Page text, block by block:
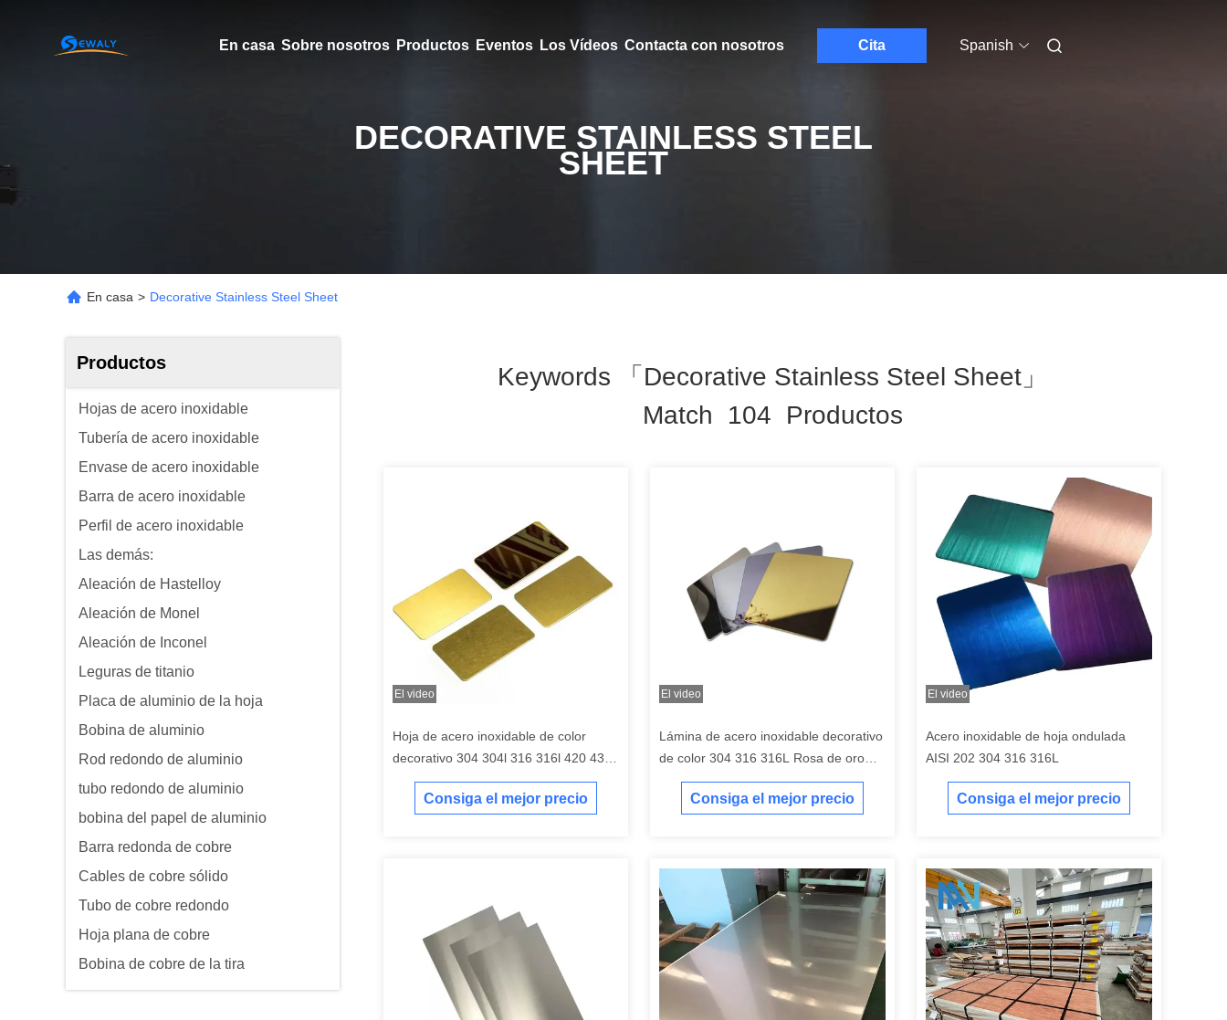
En casa Sobre nosotros Productos Eventos Los Vídeos Contacta con nosotros Cita Spanish
DECORATIVE STAINLESS STEEL
SHEET
En casa > Decorative Stainless Steel Sheet
Productos
Hojas de acero inoxidable
Tubería de acero inoxidable
Envase de acero inoxidable
Barra de acero inoxidable
Perfil de acero inoxidable
Las demás:
Aleación de Hastelloy
Aleación de Monel
Aleación de Inconel
Leguras de titanio
Placa de aluminio de la hoja
Bobina de aluminio
Rod redondo de aluminio
tubo redondo de aluminio
bobina del papel de aluminio
Barra redonda de cobre
Cables de cobre sólido
Tubo de cobre redondo
Hoja plana de cobre
Bobina de cobre de la tira
Keywords 「decorative Stainless Steel Sheet」
Match 104 Productos
El video
Hoja de acero inoxidable de color
decorativo 304 304l 316 316l 420 430
Placa de acero inoxidable
Consiga el mejor precio
El video
Lámina de acero inoxidable decorativo
de color 304 316 316L Rosa de oro
placa de acero inoxidable
Consiga el mejor precio
El video
Acero inoxidable de hoja ondulada
AISI 202 304 316 316L
Consiga el mejor precio